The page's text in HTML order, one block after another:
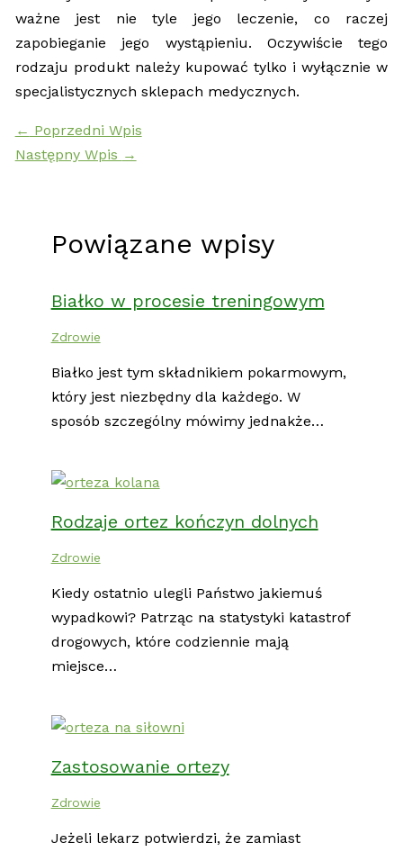
ważne jest nie tyle jego leczenie, co raczej
zapobieganie jego wystąpieniu. Oczywiście tego
rodzaju produkt należy kupować tylko i wyłącznie w
specjalistycznych sklepach medycznych.
← Poprzedni Wpis
Następny Wpis →
Powiązane wpisy
Białko w procesie treningowym
Zdrowie
Białko jest tym składnikiem pokarmowym,
który jest niezbędny dla każdego. W
sposób szczególny mówimy jednakże…
Rodzaje ortez kończyn dolnych
Zdrowie
Kiedy ostatnio ulegli Państwo jakiemuś
wypadkowi? Patrząc na statystyki katastrof
drogowych, które codziennie mają
miejsce…
Zastosowanie ortezy
Zdrowie
Jeżeli lekarz potwierdzi, że zamiast